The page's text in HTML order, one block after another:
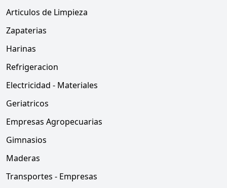
Articulos de Limpieza
Zapaterias
Harinas
Refrigeracion
Electricidad - Materiales
Geriatricos
Empresas Agropecuarias
Gimnasios
Maderas
Transportes - Empresas